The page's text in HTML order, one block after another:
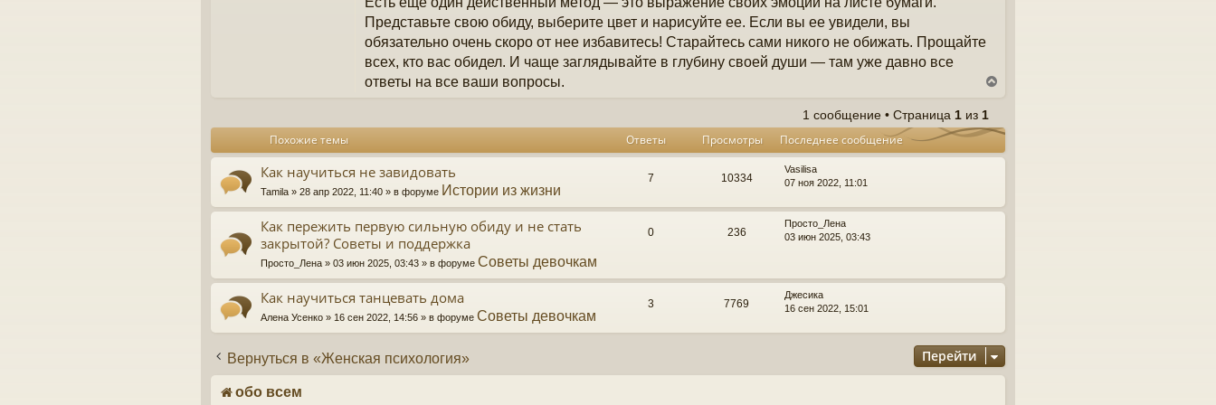
Представьте свою обиду, выберите цвет и нарисуйте ее. Если вы ее увидели, вы
обязательно очень скоро от нее избавитесь! Старайтесь сами никого не обижать. Прощайте
всех, кто вас обидел. И чаще заглядывайте в глубину своей души — там уже давно все
ответы на все ваши вопросы.
н
у
т
к
л
1 сообщение • Страница 1 из 1
Похожие темы Ответы Просмотры Последнее сообщение
Как научиться не завидовать
Tamila » 28 апр 2022, 11:40 » в форуме Истории из жизни
7 10334
Vasilisa
07 ноя 2022, 11:01
Как пережить первую сильную обиду и не стать
закрытой? Советы и поддержка
Просто_Лена » 03 июн 2025, 03:43 » в форуме Советы девочкам
0 236
Просто_Лена
03 июн 2025, 03:43
Как научиться танцевать дома
Алена Усенко » 16 сен 2022, 14:56 » в форуме Советы девочкам
3 7769
Джесика
16 сен 2022, 15:01
Вернуться в «Женская психология» Перейти
обо всем